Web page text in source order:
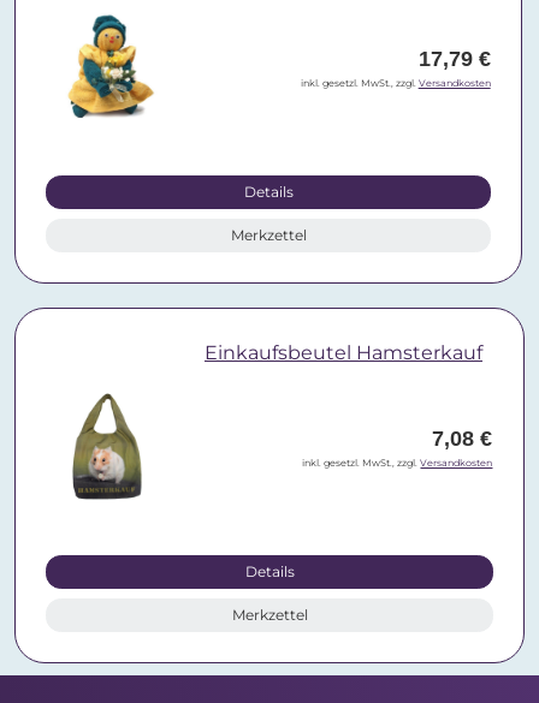
17,79 €
inkl. gesetzl. MwSt., zzgl. Versandkosten
Details
Merkzettel
Einkaufsbeutel Hamsterkauf
7,08 €
inkl. gesetzl. MwSt., zzgl.Versandkosten
Details
Merkzettel